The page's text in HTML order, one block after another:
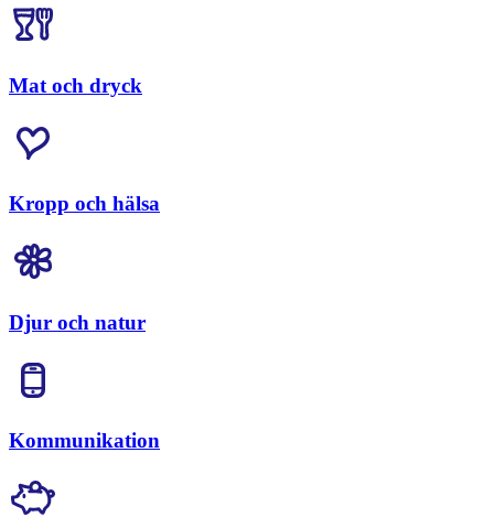
Mat och dryck
Kropp och hälsa
Djur och natur
Kommunikation